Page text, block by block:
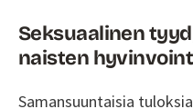
Seksuaalinen
naisten
Samansuuntaisia